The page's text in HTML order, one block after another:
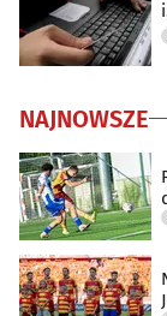
NAJNOWSZE